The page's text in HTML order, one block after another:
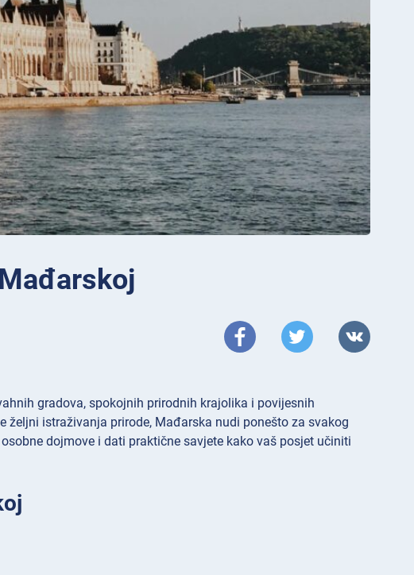
gradova, spokojnih prirodnih krajolika i povijesnih
istraživanja prirode, Mađarska nudi ponešto za svakog
dojmove i dati praktične savjete kako vaš posjet učiniti